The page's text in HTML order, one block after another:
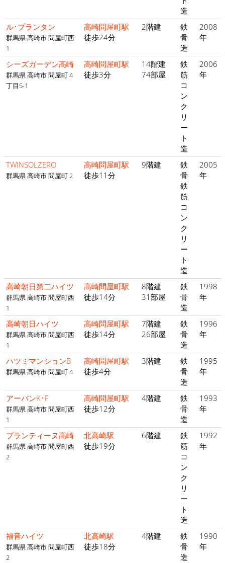
造
ル･プランタン
群馬県 高崎市 問屋町西
1
高崎問屋町駅
徒歩24分
2階建
鉄
骨
造
2008
年
シーズガーデン高崎
群馬県 高崎市 問屋町 4
丁目5-1
高崎問屋町駅
徒歩3分
14階建
74部屋
鉄
筋
コ
ン
ク
リ
ー
ト
造
2006
年
TWINSOLZERO
群馬県 高崎市 問屋町 2
高崎問屋町駅
徒歩11分
9階建
鉄
骨
鉄
筋
コ
ン
ク
リ
ー
ト
造
2005
年
高崎朝日第二ハイツ
群馬県 高崎市 問屋町西
1
高崎問屋町駅
徒歩14分
8階建
31部屋
鉄
骨
造
1998
年
高崎朝日ハイツ
群馬県 高崎市 問屋町西
1
高崎問屋町駅
徒歩14分
7階建
26部屋
鉄
骨
造
1996
年
ハツミマンションB
群馬県 高崎市 問屋町 4
高崎問屋町駅
徒歩4分
3階建
鉄
骨
造
1995
年
アーバンK･F
群馬県 高崎市 問屋町西
1
高崎問屋町駅
徒歩12分
4階建
鉄
骨
造
1993
年
プランティーヌ高崎
群馬県 高崎市 問屋町西
2
北高崎駅
徒歩19分
6階建
鉄
筋
コ
ン
ク
リ
ー
ト
造
1992
年
福音ハイツ
群馬県 高崎市 問屋町西
2
北高崎駅
徒歩18分
4階建
鉄
骨
造
1990
年